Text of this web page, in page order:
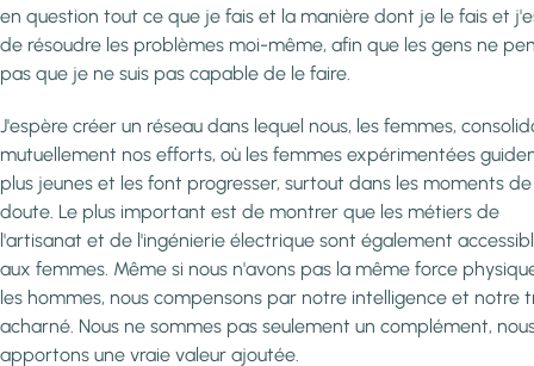
en question tout ce que je fais et la manière dont je le fais et
de résoudre les problèmes moi-même, afin que les gens ne
pas que je ne suis pas capable de le faire.
J'espère créer un réseau dans lequel nous, les femmes,
mutuellement nos efforts, où les femmes expérimentées
plus jeunes et les font progresser, surtout dans les moments de
doute. Le plus important est de montrer que les métiers de
l'artisanat et de l'ingénierie électrique sont également
aux femmes. Même si nous n'avons pas la même force
les hommes, nous compensons par notre intelligence et notre
acharné. Nous ne sommes pas seulement un complément,
apportons une vraie valeur ajoutée.